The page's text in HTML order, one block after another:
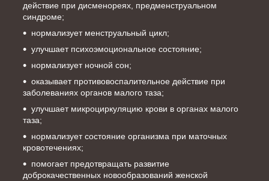
действие при дисменореях, предменструальном
синдроме;
нормализует менструальный цикл;
улучшает психоэмоциональное состояние;
нормализует ночной сон;
оказывает противовоспалительное действие при
заболеваниях органов малого таза;
улучшает микроциркуляцию крови в органах малого
таза;
нормализует состояние организма при маточных
кровотечениях;
помогает предотвращать развитие
доброкачественных новообразований женской